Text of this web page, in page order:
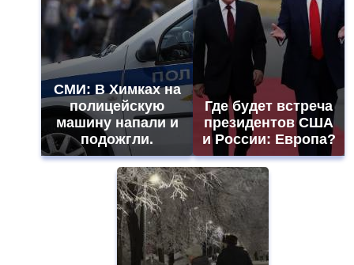
СМИ: В Химках на
полицейскую
машину напали и
подожгли.
Где будет встреча
президентов США
и России: Европа?